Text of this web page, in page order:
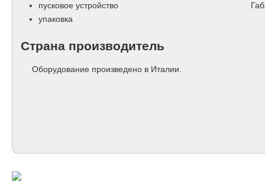
пусковое устройство
упаковка
Страна производитель
Оборудование произведено в Италии.